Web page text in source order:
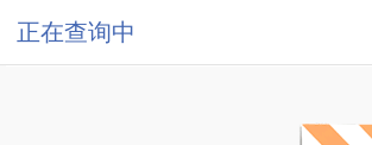
正在查询中